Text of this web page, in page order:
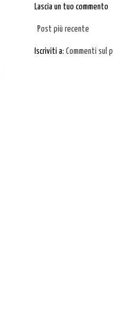
Lascia un tuo commento
Post più recente
Iscriviti a: Commenti sul